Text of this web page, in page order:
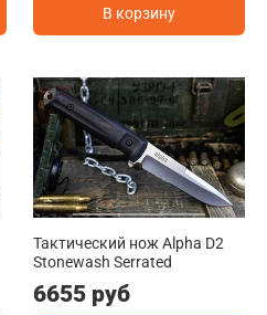
В корзину
Тактический нож Alpha D2
Stonewash Serrated
6655 руб